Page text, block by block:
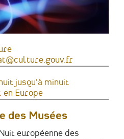
jusqu'à minuit
en Europe
des Musées
européenne des